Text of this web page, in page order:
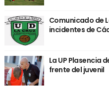
Comunicado de
incidentes de
La UP Plasencia
frente del juvenil